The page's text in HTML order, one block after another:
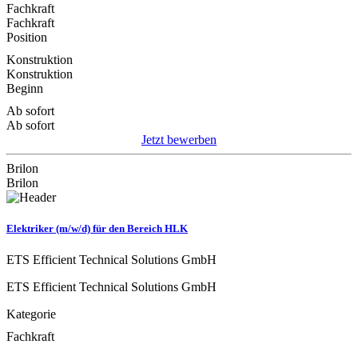
Fachkraft
Fachkraft
Position
Konstruktion
Konstruktion
Beginn
Ab sofort
Ab sofort
Jetzt bewerben
Brilon
Brilon
Elektriker (m/w/d) für den Bereich HLK
ETS Efficient Technical Solutions GmbH
ETS Efficient Technical Solutions GmbH
Kategorie
Fachkraft